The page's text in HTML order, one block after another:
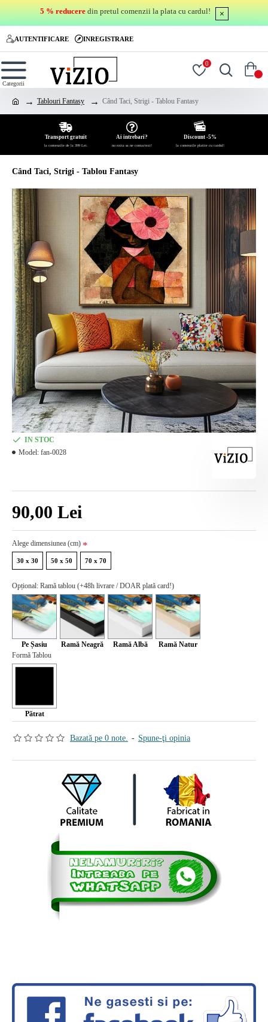
5 % reducere din pretul comenzii la plata cu cardul!
AUTENTIFICARE INREGISTRARE
0
Tablouri Fantasy Când Taci, Strigi - Tablou Fantasy
Transport gratuit
la comenzile de la 399 Lei.
Ai intrebari?
nu ezita sa ne contactezi!
Discount -5%
la comenzile platite cu cardul!
Când Taci, Strigi - Tablou Fantasy
Bazată pe 0 note. - Spune-ţi opinia
90,00 Lei
IN STOC
Model: fan-0028
Alege dimensiunea (cm)
30 x 30 50 x 50 70 x 70
Opțional: Ramă tablou (+48h livrare / DOAR plată card!)
Pe Șasiu Ramă Neagră Ramă Albă
Ramă Natur
Formă Tablou
Pătrat